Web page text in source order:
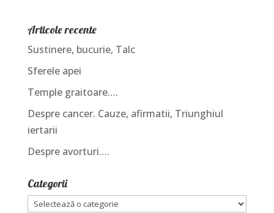
Articole recente
Sustinere, bucurie, Talc
Sferele apei
Temple graitoare….
Despre cancer. Cauze, afirmatii, Triunghiul
iertarii
Despre avorturi….
Categorii
Categorii